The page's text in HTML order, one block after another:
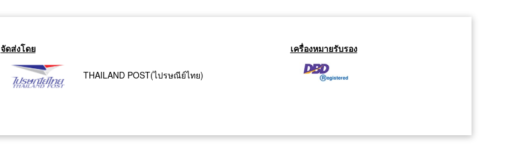
จัดส่งโดย
THAILAND POST(ไปรษณีย์ไทย)
เครื่องหมายรับรอง